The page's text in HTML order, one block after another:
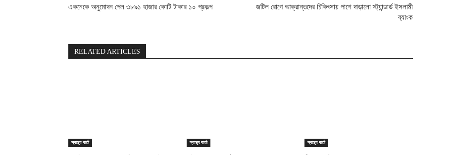
একনেকে অনুমোদন পেল ৩৮৯১ হাজার কোটি টাকার ১০ প্রকল্প
জটিল রোগে আক্রান্তদের চিকিৎসায় পাশে দাড়ালো স্ট্যান্ডার্ড ইসলামী
ব্যাংক
RELATED ARTICLES
স্বাস্থ্য বার্তা স্বাস্থ্য বার্তা স্বাস্থ্য বার্তা